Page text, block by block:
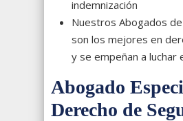
indemnización
Nuestros Abogados
son los mejores en
y se empeñan a luchar
Abogado
Derecho de